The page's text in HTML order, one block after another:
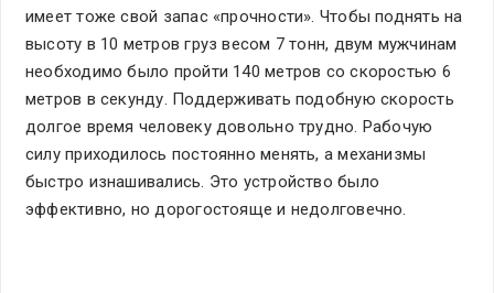
имеет тоже свой запас «прочности». Чтобы поднять на
высоту в 10 метров груз весом 7 тонн, двум мужчинам
необходимо было пройти 140 метров со скоростью 6
метров в секунду. Поддерживать подобную скорость
долгое время человеку довольно трудно. Рабочую
силу приходилось постоянно менять, а механизмы
быстро изнашивались. Это устройство было
эффективно, но дорогостояще и недолговечно.